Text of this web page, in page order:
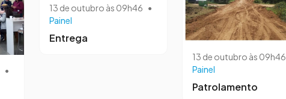
•
13 de outubro às 09h46 •
Painel
Entrega
13 de outubro às 09h46
Painel
Patrolamento